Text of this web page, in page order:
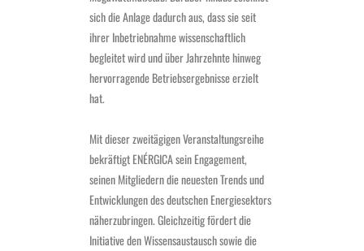
sich die Anlage dadurch aus, dass sie seit
ihrer Inbetriebnahme wissenschaftlich
begleitet wird und über Jahrzehnte hinweg
hervorragende Betriebsergebnisse erzielt
hat.
Mit dieser zweitägigen Veranstaltungsreihe
bekräftigt ENÉRGICA sein Engagement,
seinen Mitgliedern die neuesten Trends und
Entwicklungen des deutschen Energiesektors
näherzubringen. Gleichzeitig fördert die
Initiative den Wissensaustausch sowie die